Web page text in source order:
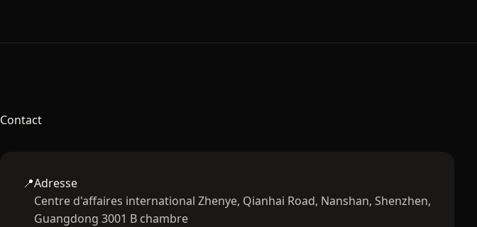
Contact
📍Adresse
Centre d'affaires international Zhenye, Qianhai Road, Nanshan, Shenzhen,
Guangdong 3001 B chambre